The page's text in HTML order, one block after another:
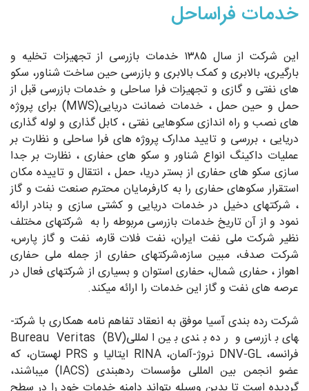
خدمات فراساحل
این شرکت از سال ۱۳۸۵ خدمات بازرسی از تجهیزات تخلیه و
بارگیری، بالابری و کمک بالابری و بازرسی حین ساخت شناور، سکو
های نفتی و گازی و تجهیزات فرا ساحلی و خدمات بازرسی قبل از
حمل و حین حمل ، خدمات ضمانت دریایی(MWS) برای پروژه
های نصب و راه اندازی سکوهایی نفتی ، کابل گذاری و لوله گذاری
دریایی ، بررسی و تایید مدارک پروژه های فرا ساحلی و نظارت بر
عملیات داکینگ انواع شناور و سکو های حفاری ، نظارت بر جدا
سازی سکو های حفاری از بستر دریا، حمل ، انتقال و تاییده مکان
استقرار سکوهای حفاری را به کارفرمایان محترم صنعت نفت و گاز
، شرکتهای دخیل در خدمات دریایی و کشتی سازی و بنادر ارائه
نمود و از آن تاریخ خدمات بازرسی مربوطه را به شرکت­های مختلف
نظیر شرکت ملی نفت ایران، نفت فلات قاره، نفت و گاز پارس،
شرکت صدف، مبین سازه،شرکتهای حفاری از جمله ملی حفاری
اهواز ، حفاری شمال، حفاری استوان و بسیاری از شرکتهای فعال در
عرصه های نفت و گاز این خدمات را ارائه می­کند.
شرکت رده بندی آسیا موفق به انعقاد تفاهم نامه همکاری با شرکت­
های بازرسی و رده بندی بین المللیBureau Veritas (BV)
فرانسه، DNV-GL نروژ-آلمان، RINA ایتالیا و PRS لهستان، که
عضو انجمن بین المللی مؤسسات رده­بندی (IACS) می­باشند،